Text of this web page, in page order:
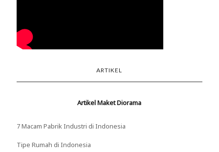
ARTIKEL
Artikel Maket Diorama
7 Macam Pabrik Industri di Indonesia
Tipe Rumah di Indonesia